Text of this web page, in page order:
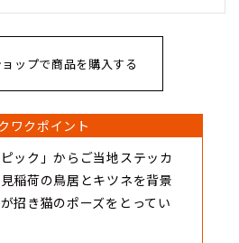
ップで商品を購入する
ワクポイント
ック」からご当地ステッカ
稲荷の鳥居とキツネを背景
招き猫のポーズをとってい